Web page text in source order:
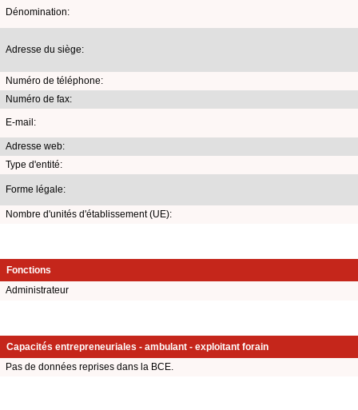
Dénomination:
Adresse du siège:
Numéro de téléphone:
Numéro de fax:
E-mail:
Adresse web:
Type d'entité:
Forme légale:
Nombre d'unités d'établissement (UE):
Fonctions
Administrateur
Capacités entrepreneuriales - ambulant - exploitant forain
Pas de données reprises dans la BCE.